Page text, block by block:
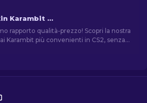
Le skin Karambit più economiche su CS2 [2026]
rapporto qualità-prezzo! Scopri la nostra
Karambit più convenienti in CS2, senza